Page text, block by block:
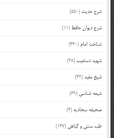
شرح حدیث (550)
شرح دیوان حافظ (11)
شناخت امام (440)
شهید دستغیب(38)
شیخ مفید(42)
شیعه شناسی (69)
صحیفه سجادیه (4)
طب سنتی و گیاهی (147)